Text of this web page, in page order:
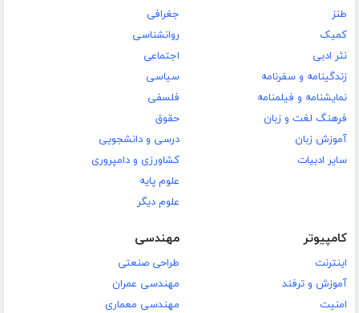
طنز
کمیک
نثر ادبی
زندگینامه و سفرنامه
نمایشنامه و فیلمنامه
فرهنگ لغت و زبان
آموزش زبان
سایر ادبیات
جغرافی
روانشناسی
اجتماعی
سیاسی
فلسفی
حقوق
درسی و دانشجویی
کشاورزی و دامپروری
علوم پایه
علوم دیگر
کامپیوتر
اینترنت
آموزش و ترفند
امنیت
مهندسی
طراحی صنعتی
مهندسی عمران
مهندسی معماری